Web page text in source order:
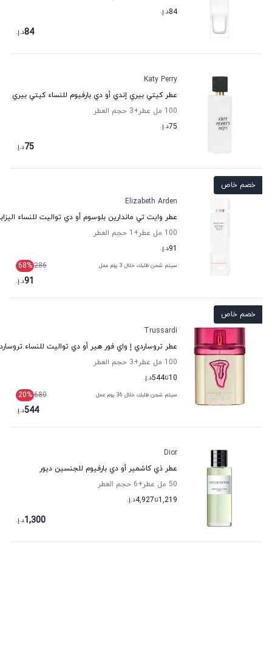
84د.إ.
84د.إ.
Katy Perry
عطر كيتي بيري إندي أو دي بارفيوم للنساء كيتي بيري
100 مل عطر
+3
حجم العطر
75د.إ.
75د.إ.
خصم خاص
Elizabeth Arden
عطر وايت تي ماندارين بلوسوم أو دي تواليت للنساء
100 مل عطر
+1
حجم العطر
91د.إ.
سيتم شحن طلبك خلال 3 يوم عمل 286
68%
91د.إ.
خصم خاص
Trussardi
عطر تروساردي إ واي فور هير أو دي تواليت للنساء
100 مل عطر
+3
حجم العطر
10تا544د.إ.
سيتم شحن طلبك خلال 36 يوم عمل 680
20%
544د.إ.
Dior
عطر ذي كاشمير أو دي بارفيوم للجنسين ديور
50 مل عطر
+6
حجم العطر
1,219تا4,927د.إ.
1,300د.إ.